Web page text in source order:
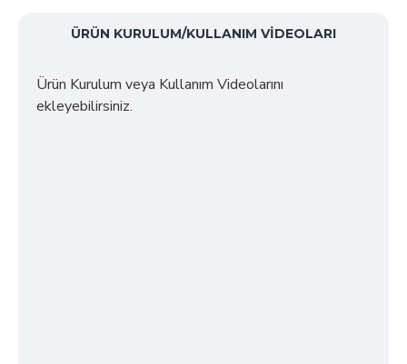
ÜRÜN KURULUM/KULLANIM VIDEOLARI
Ürün Kurulum veya Kullanım Videolarını
ekleyebilirsiniz.